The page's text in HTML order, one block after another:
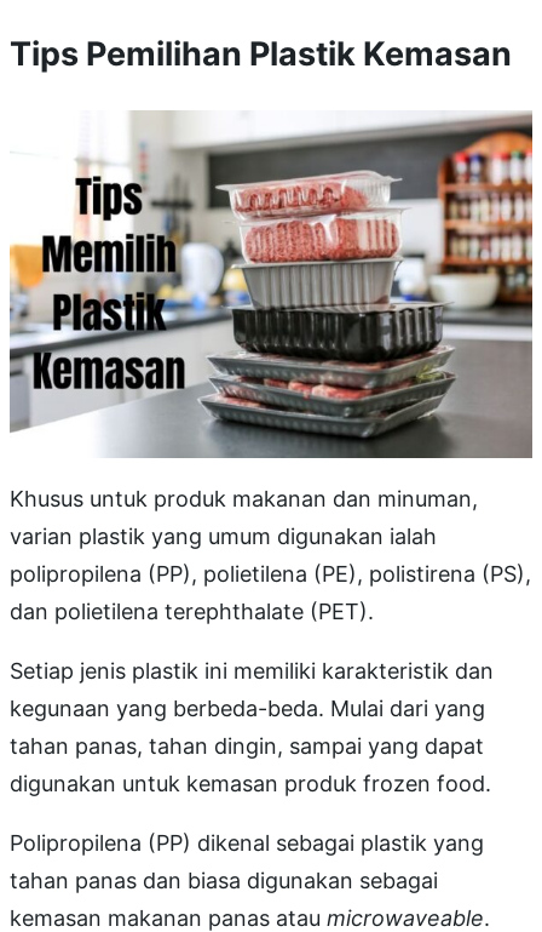
Tips Pemilihan Plastik Kemasan
Khusus untuk produk makanan dan minuman,
varian plastik yang umum digunakan ialah
polipropilena (PP), polietilena (PE), polistirena (PS),
dan polietilena terephthalate (PET).
Setiap jenis plastik ini memiliki karakteristik dan
kegunaan yang berbeda-beda. Mulai dari yang
tahan panas, tahan dingin, sampai yang dapat
digunakan untuk kemasan produk frozen food.
Polipropilena (PP) dikenal sebagai plastik yang
tahan panas dan biasa digunakan sebagai
kemasan makanan panas atau microwaveable.